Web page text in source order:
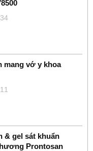
mang vớ y khoa
& gel sát khuẩn
Prontosan